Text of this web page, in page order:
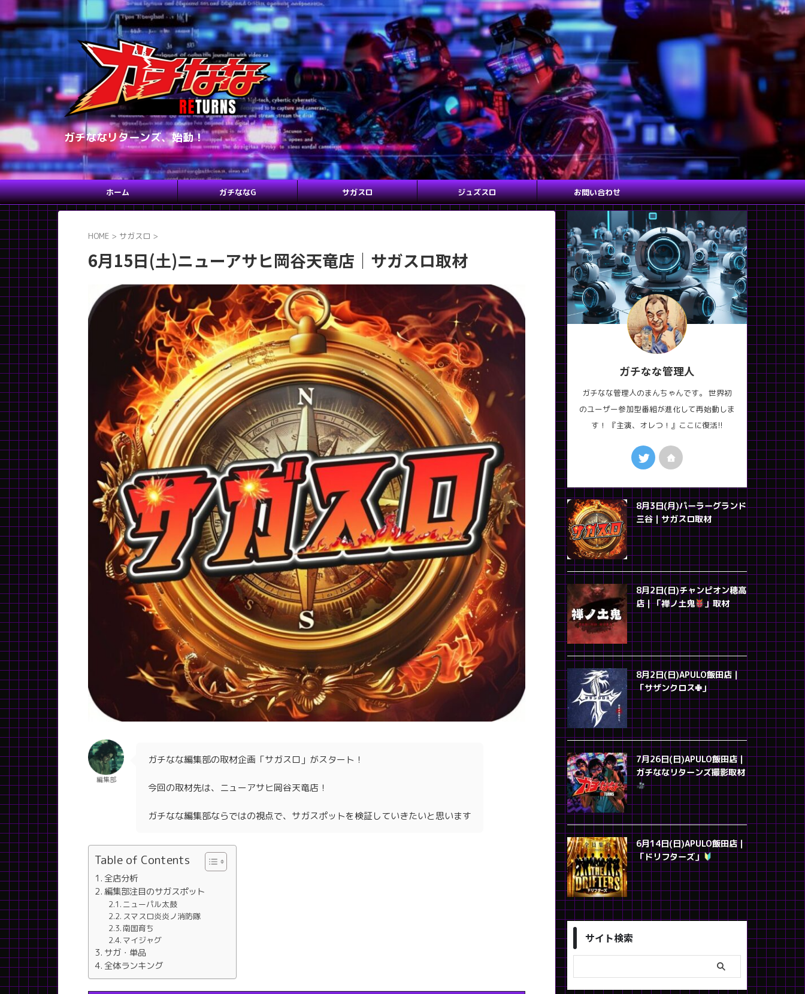
ガチななリターンズ、始動！
ホーム ガチななG サガスロ ジュズスロ お問い合わせ
HOME > サガスロ >
6月15日(土)ニューアサヒ岡谷天竜店｜サガスロ取材
編集部
ガチなな編集部の取材企画「サガスロ」がスタート！
今回の取材先は、ニューアサヒ岡谷天竜店！
ガチなな編集部ならではの視点で、サガスポットを検証していきたいと思います
Table of Contents
全店分析
編集部注目のサガスポット
ニューパル太鼓
スマスロ炎炎ノ消防隊
南国育ち
マイジャグ
サガ・単品
全体ランキング
ガチなな管理人
ガチなな管理人のまんちゃんです。 世界初
のユーザー参加型番組が進化して再始動しま
す！ 『主演、オレつ！』ここに復活!!
8月3日(月)パーラーグランド
三谷｜サガスロ取材
8月2日(日)チャンピオン穂高
店｜「禅ノ土鬼
」取材
8月2日(日)APULO飯田店｜
「サザンクロス✙」
7月26日(日)APULO飯田店｜
ガチななリターンズ撮影取材
6月14日(日)APULO飯田店｜
「ドリフターズ」
サイト検索